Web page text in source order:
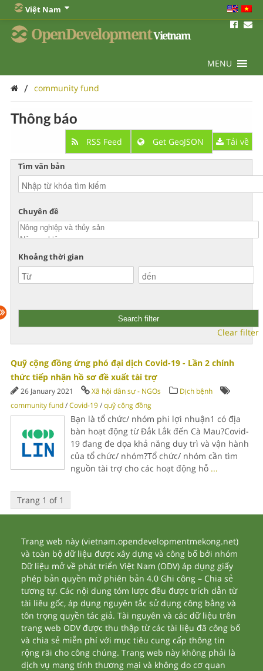
Việt Nam
OpenDevelopmentVietnam
MENU
/ community fund
Thông báo
RSS Feed Get GeoJSON Tải về
Tìm văn bản
Chuyên đề
Khoảng thời gian
Clear filter
Quỹ cộng đồng ứng phó đại dịch Covid-19 - Lần 2 chính
thức tiếp nhận hồ sơ đề xuất tài trợ
26 January 2021 Xã hội dân sự - NGOs
Dịch bệnh
community fund/Covid-19/quỹ cộng đồng
Bạn là tổ chức/ nhóm phi lợi nhuận1 có địa
bàn hoạt động từ Đắk Lắk đến Cà Mau?Covid-
19 đang đe dọa khả năng duy trì và vận hành
của tổ chức/ nhóm?Tổ chức/ nhóm cần tìm
nguồn tài trợ cho các hoạt động hỗ ...
Trang 1 of 1
Trang web này (vietnam.opendevelopmentmekong.net)
và toàn bộ dữ liệu được xây dựng và công bố bởi nhóm
Dữ liệu mở về phát triển Việt Nam (ODV) áp dụng giấy
phép bản quyền mở phiên bản 4.0 Ghi công – Chia sẻ
tương tự. Các nội dung tóm lược đều được trích dẫn từ
tài liêu gốc, áp dụng nguyên tắc sử dụng công bằng và
tôn trọng quyền tác giả. Tài nguyên và các dữ liệu trên
trang web ODV được thu thập từ các tài liệu đã công bố
và chia sẻ miễn phí với mục tiêu cung cấp thông tin
rộng rãi cho công chúng. Trang web này không phải là
dịch vụ mang tính thương mại và không do cơ quan